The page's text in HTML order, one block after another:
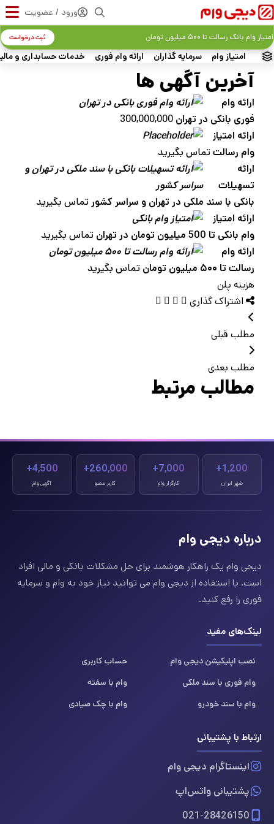
ورود / عضویت
امتیاز وام سرمایه گذاران ارائه وام فوری خدمات حسابداری و
امتیاز وام بانک رسالت تا ۵۰۰ میلیون تومان ثبت درخواست
آخرین آگهی‌ ها
ارائه وام
فوری بانکی در تهران 300,000,000
ارائه امتیاز
وام رسالتتماس بگیرید
ارائه
تسهیلات
بانکی با سند ملکی در تهران و سراسر کشور تماس بگیرید
ارائه امتیاز
وام بانکی تا 500 میلیون تومان در تهران
تماس بگیرید
ارائه وام
رسالت تا ۵۰۰ میلیون تومان
تماس بگیرید
هزینه پلن
اشتراک گذاری
مطلب قبلی
مطلب بعدی
مطالب مرتبط
1,200+
شهر ایران
7,000+
کارگزار وام
260,000+
کاربر عضو
4,500+
آگهی وام
درباره دیجی وام
دیجی وام یک راهکار هوشمند برای حل مشکلات بانکی و مالی افراد
است. با استفاده از دیجی وام می توانید نیاز خود به وام و سرمایه
فوری را رفع کنید.
لینک‌های مفید
نصب اپلیکیشن دیجی وام
حساب کاربری
وام فوری با سند ملکی
وام با سفته
وام با سند خودرو
وام با چک صیادی
ارتباط با پشتیبانی
اینستاگرام دیجی وام
پشتیبانی واتس‌اپ
021-28426150